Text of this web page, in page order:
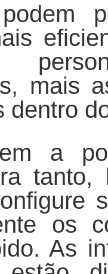
mais
dentro
a
os
As